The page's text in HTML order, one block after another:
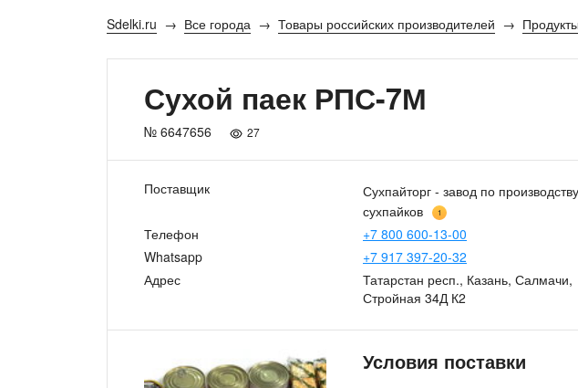
Sdelki.ru Все города Товары российских производителей
Сухой паек РПС-7М
№ 6647656 27
Поставщик
Сухпайторг - завод по производству
сухпайков
1
Телефон
+7 800 600-13-00
Whatsapp
+7 917 397-20-32
Адрес
Татарстан респ., Казань, Салмачи,
Стройная 34Д К2
Условия поставки